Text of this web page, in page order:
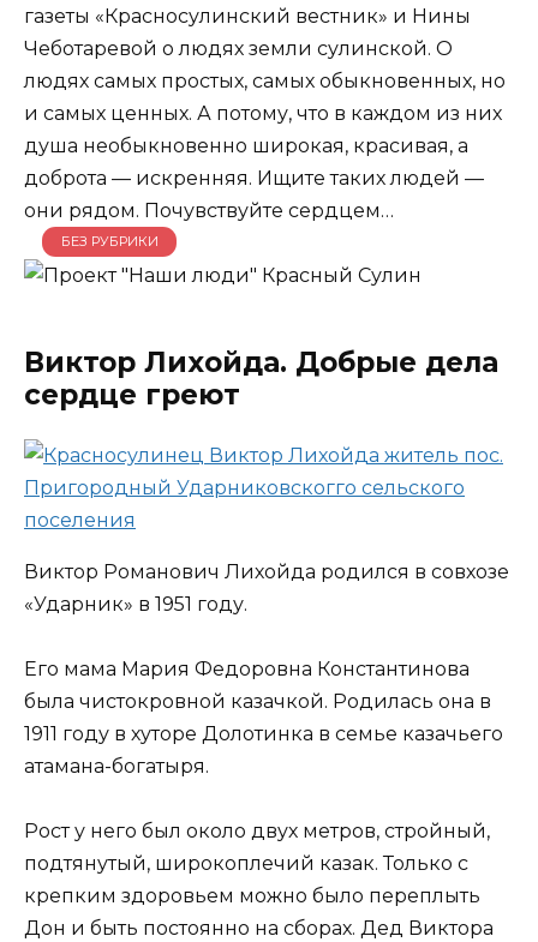
газеты «Красносулинский вестник» и Нины
Чеботаревой о людях земли сулинской. О
людях самых простых, самых обыкновенных, но
и самых ценных. А потому, что в каждом из них
душа необыкновенно широкая, красивая, а
доброта — искренняя. Ищите таких людей —
они рядом. Почувствуйте сердцем…
БЕЗ РУБРИКИ
Виктор Лихойда. Добрые дела
сердце греют
Виктор Романович Лихойда родился в совхозе
«Ударник» в 1951 году.
Его мама Мария Федоровна Константинова
была чистокровной казачкой. Родилась она в
1911 году в хуторе Долотинка в семье казачьего
атамана-богатыря.
Рост у него был около двух метров, стройный,
подтянутый, широкоплечий казак. Только с
крепким здоровьем можно было переплыть
Дон и быть постоянно на сборах. Дед Виктора